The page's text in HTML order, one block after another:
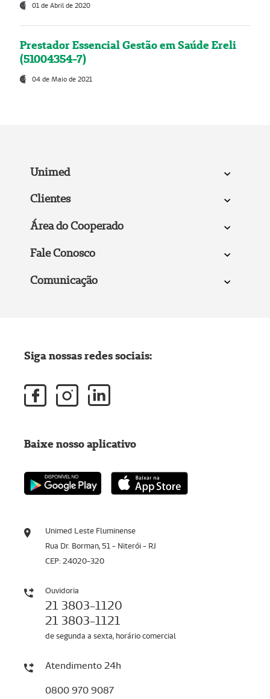
01 de Abril de 2020
Prestador Essencial Gestão em Saúde Ereli
(51004354-7)
04 de Maio de 2021
Unimed
Clientes
Área do Cooperado
Fale Conosco
Comunicação
Unimed Leste Fluminense
Rua Dr. Borman, 51 - Niterói - RJ
CEP: 24020-320
Ouvidoria
21 3803-1120
21 3803-1121
de segunda a sexta, horário comercial
Atendimento 24h
0800 970 9087
Siga nossas redes sociais:
Baixe nosso aplicativo